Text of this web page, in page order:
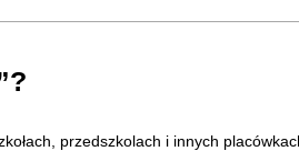
przedszkolach i innych